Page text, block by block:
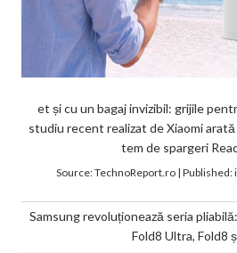
et și cu un bagaj invizibil: grijile
studiu recent realizat de Xiaomi
tem de spargeri
Source:TechnoReport.ro| Published:
Samsung revoluționează seria
Fold8 Ultra, Fold8